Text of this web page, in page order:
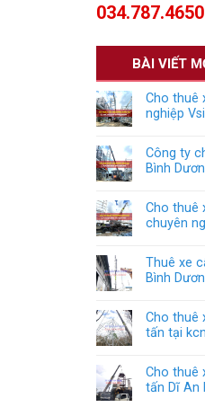
BÀI VIẾT
Cho thuê
nghiệp
Công ty
Bình
Cho thuê
chuyên
Thuê xe
Bình
Cho thuê
tấn tại
Cho thuê
tấn Dĩ An